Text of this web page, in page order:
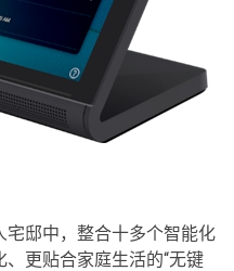
邸中，整合十多个智能化
更贴合家庭生活的“无键